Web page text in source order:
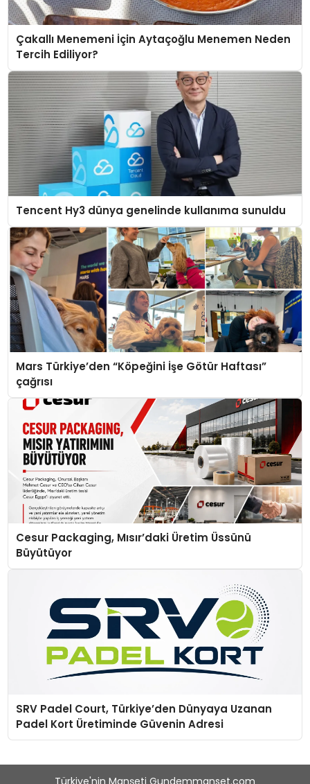
Çakallı Menemeni İçin Aytaçoğlu Menemen Neden
Tercih Ediliyor?
Tencent Hy3 dünya genelinde kullanıma sunuldu
Mars Türkiye’den “Köpeğini İşe Götür Haftası”
çağrısı
Cesur Packaging, Mısır’daki Üretim Üssünü
Büyütüyor
SRV Padel Court, Türkiye’den Dünyaya Uzanan
Padel Kort Üretiminde Güvenin Adresi
Türkiye'nin Manşeti Gundemmanset.com